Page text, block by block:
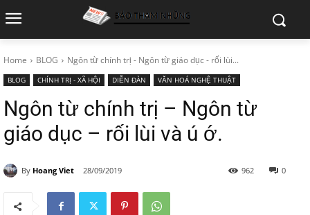
Home BLOG Ngôn từ chính trị - Ngôn từ giáo dục - rối lùi...
BLOG CHÍNH TRỊ - XÃ HỘI DIỄN ĐÀN VĂN HOÁ NGHỆ THUẬT
Ngôn từ chính trị – Ngôn từ
giáo dục – rối lùi và ú ớ.
By Hoang Viet 28/09/2019 0
962